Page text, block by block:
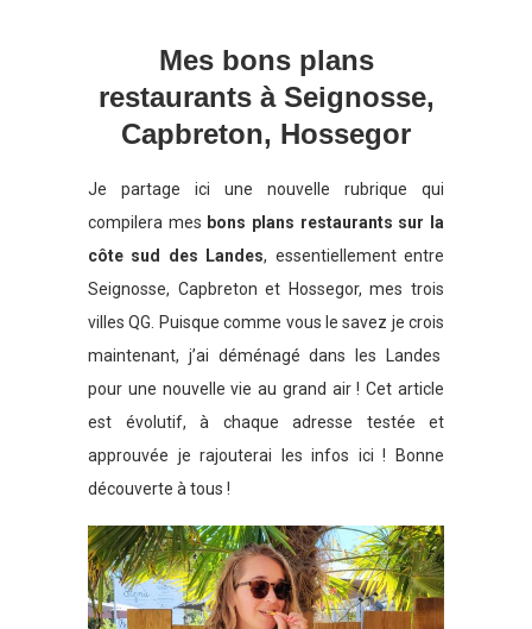
Mes bons plans
restaurants à Seignosse,
Capbreton, Hossegor
Je partage ici une nouvelle rubrique qui
compilera mes bons plans restaurants sur la
côte sud des Landes, essentiellement entre
Seignosse, Capbreton et Hossegor, mes trois
villes QG. Puisque comme vous le savez je crois
maintenant, j’ai déménagé dans les Landes
pour une nouvelle vie au grand air ! Cet article
est évolutif, à chaque adresse testée et
approuvée je rajouterai les infos ici ! Bonne
découverte à tous !